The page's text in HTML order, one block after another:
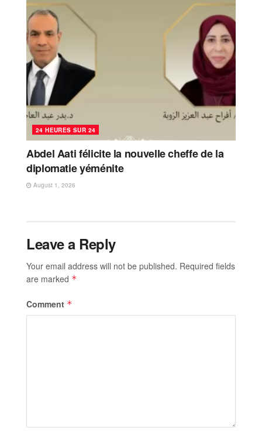
24 HEURES SUR 24
Abdel Aati félicite la nouvelle cheffe de la
diplomatie yéménite
August 1, 2026
Leave a Reply
Your email address will not be published. Required fields
are marked *
Comment *